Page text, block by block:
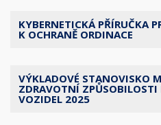
KYBERNETICKÁ PŘÍRUČKA
K OCHRANĚ ORDINACE
VÝKLADOVÉ STANOVISKO
ZDRAVOTNÍ
VOZIDEL 2025